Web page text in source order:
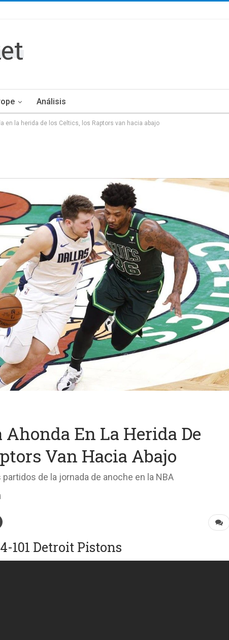
Análisis
en la herida de los Celtics, los Raptors van hacia abajo
En La Herida De
Van Hacia Abajo
de la jornada de anoche en la NBA
101 Detroit Pistons